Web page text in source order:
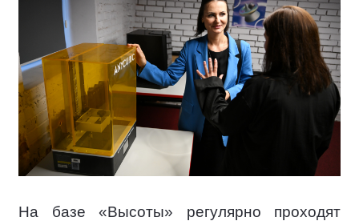
На базе «Высоты» регулярно проходят